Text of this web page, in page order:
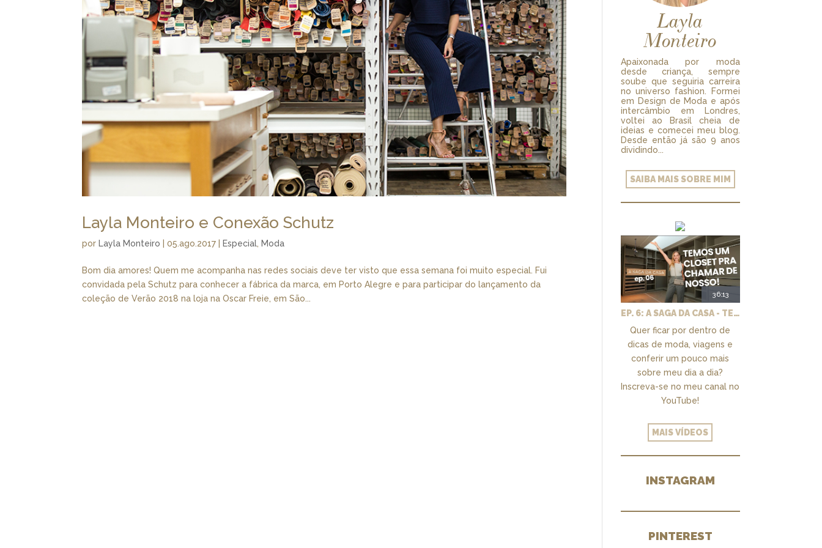
Layla Monteiro e Conexão Schutz
porLayla Monteiro |05.ago.2017 |Especial,Moda
Bom dia amores! Quem me acompanha nas redes sociais deve ter visto que essa semana foi muito especial. Fui
convidada pela Schutz para conhecer a fábrica da marca, em Porto Alegre e para participar do lançamento da
coleção de Verão 2018 na loja na Oscar Freie, em São...
Layla
Monteiro
Apaixonada por moda
desde criança, sempre
soube que seguiria carreira
no universo fashion. Formei
em Design de Moda e após
intercâmbio em Londres,
voltei ao Brasil cheia de
ideias e comecei meu blog.
Desde então já são 9 anos
dividindo...
SAIBA MAIS SOBRE MIM
36:13
EP. 6: A SAGA DA CASA - TEMOS UM CLOSET PRA CHAMAR DE NOSSO + MARCENARIA E PAISAGISMO
Quer ficar por dentro de
dicas de moda, viagens e
conferir um pouco mais
sobre meu dia a dia?
Inscreva-se no meu canal no
YouTube!
MAIS VÍDEOS
INSTAGRAM
PINTEREST